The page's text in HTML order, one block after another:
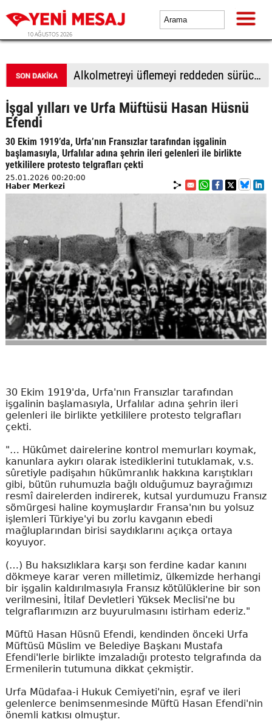
10 AĞUSTOS 2026
Alkolmetreyi üflemeyi reddeden sürücüye 350 bin TL ceza
İşgal yılları ve Urfa Müftüsü Hasan Hüsnü
Efendi
30 Ekim 1919’da, Urfa’nın Fransızlar tarafından işgalinin
başlamasıyla, Urfalılar adına şehrin ileri gelenleri ile birlikte
yetkililere protesto telgrafları çekti
25.01.2026 00:20:00
Haber Merkezi
30 Ekim 1919'da, Urfa'nın Fransızlar tarafından
işgalinin başlamasıyla, Urfalılar adına şehrin ileri
gelenleri ile birlikte yetkililere protesto telgrafları
çekti.
"… Hükûmet dairelerine kontrol memurları koymak,
kanunlara aykırı olarak istediklerini tutuklamak, v.s.
sûretiyle padişahın hükümranlık hakkına karıştıkları
gibi, bütün ruhumuzla bağlı olduğumuz bayrağımızı
resmî dairelerden indirerek, kutsal yurdumuzu Fransız
sömürgesi haline koymuşlardır Fransa'nın bu yolsuz
işlemleri Türkiye'yi bu zorlu kavganın ebedi
mağluplarından birisi saydıklarını açıkça ortaya
koyuyor.
(…) Bu haksızlıklara karşı son ferdine kadar kanını
dökmeye karar veren milletimiz, ülkemizde herhangi
bir işgalin kaldırılmasıyla Fransız kötülüklerine bir son
verilmesini, İtilaf Devletleri Yüksek Meclisi'ne bu
telgraflarımızın arz buyurulmasını istirham ederiz."
Müftü Hasan Hüsnü Efendi, kendinden önceki Urfa
Müftüsü Müslim ve Belediye Başkanı Mustafa
Efendi'lerle birlikte imzaladığı protesto telgrafında da
Ermenilerin tutumuna dikkat çekmiştir.
Urfa Müdafaa-i Hukuk Cemiyeti'nin, eşraf ve ileri
gelenlerce benimsenmesinde Müftü Hasan Efendi'nin
önemli katkısı olmuştur.